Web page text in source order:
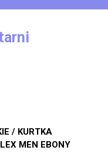
/ KURTKA
MEN EBONY